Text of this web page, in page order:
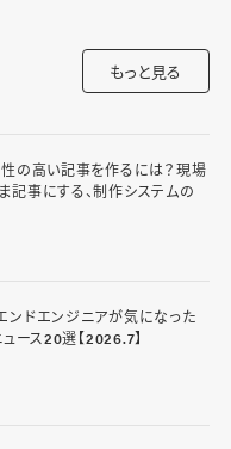
もっと見る
の高い記事を作るには？現場
記事にする、制作システムの
ンドエンジニアが気になった
ース20選【2026.7】